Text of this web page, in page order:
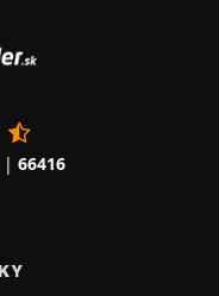
66416